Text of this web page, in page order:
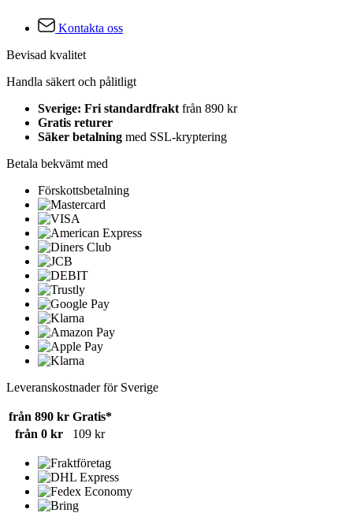
Kontakta oss
Bevisad kvalitet
Handla säkert och pålitligt
Sverige: Fri standardfrakt från 890 kr
Gratis returer
Säker betalning med SSL-kryptering
Betala bekvämt med
Förskottsbetalning
Leveranskostnader för Sverige
från 890 kr Gratis*
från 0 kr
109 kr